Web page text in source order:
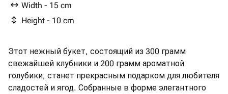
Width - 15 cm
Height - 10 cm
Этот нежный букет, состоящий из 300 грамм
свежайшей клубники и 200 грамм ароматной
голубики, станет прекрасным подарком для любителя
сладостей и ягод. Собранные в форме элегантного